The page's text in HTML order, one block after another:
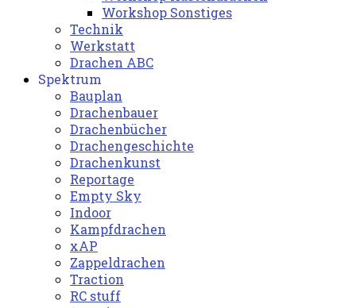
Workshop Sonstiges
Technik
Werkstatt
Drachen ABC
Spektrum
Bauplan
Drachenbauer
Drachenbücher
Drachengeschichte
Drachenkunst
Reportage
Empty Sky
Indoor
Kampfdrachen
xAP
Zappeldrachen
Traction
RC stuff